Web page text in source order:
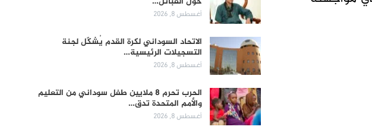
أغسطس 8, 2026
الاتحاد السوداني لكرة القدم يُشكّل لجنة
التسجيلات الرئيسية…
أغسطس 8, 2026
الحرب تحرم 8 ملايين طفل سوداني من التعليم
والأمم المتحدة تدق…
أغسطس 8, 2026